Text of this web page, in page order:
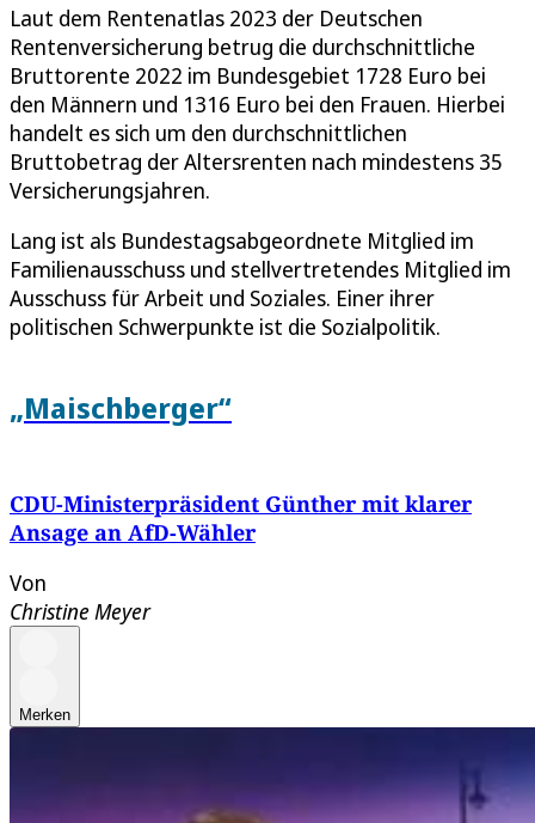
Laut dem Rentenatlas 2023 der Deutschen
Rentenversicherung betrug die durchschnittliche
Bruttorente 2022 im Bundesgebiet 1728 Euro bei
den Männern und 1316 Euro bei den Frauen. Hierbei
handelt es sich um den durchschnittlichen
Bruttobetrag der Altersrenten nach mindestens 35
Versicherungsjahren.
Lang ist als Bundestagsabgeordnete Mitglied im
Familienausschuss und stellvertretendes Mitglied im
Ausschuss für Arbeit und Soziales. Einer ihrer
politischen Schwerpunkte ist die Sozialpolitik.
„Maischberger“
CDU-Ministerpräsident Günther mit klarer
Ansage an AfD-Wähler
Von
Christine Meyer
Merken